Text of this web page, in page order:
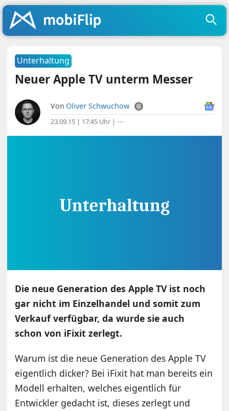
Unterhaltung
Neuer Apple TV unterm Messer
Von Oliver Schwuchow
23.09.15 | 17:45 Uhr | ⋯
Die neue Generation des Apple TV ist noch
gar nicht im Einzelhandel und somit zum
Verkauf verfügbar, da wurde sie auch
schon von iFixit zerlegt.
Warum ist die neue Generation des Apple TV
eigentlich dicker? Bei iFixit hat man bereits ein
Modell erhalten, welches eigentlich für
Entwickler gedacht ist, dieses zerlegt und